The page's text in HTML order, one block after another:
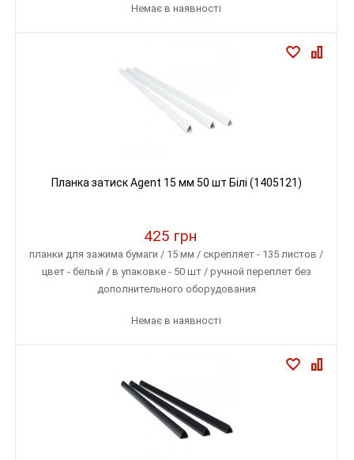
Немає в наявності
Планка затиск Agent 15 мм 50 шт Білі (1405121)
425 грн
планки для зажима бумаги / 15 мм / скрепляет - 135 листов /
цвет - белый / в упаковке - 50 шт / ручной переплет без
дополнительного оборудования
Немає в наявності